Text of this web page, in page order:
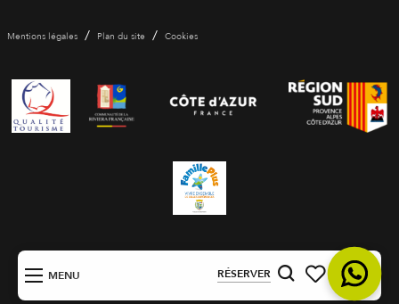
MENU RÉSERVER
Recherche
FR
Mentions légales / Plan du site / Cookies